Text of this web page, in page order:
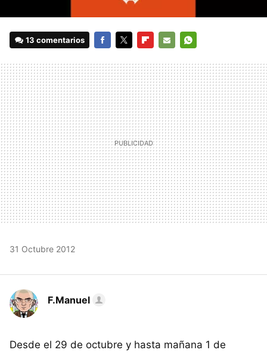
13 comentarios
MAIL
31 Octubre 2012
F.Manuel
Desde el 29 de octubre y hasta mañana 1 de